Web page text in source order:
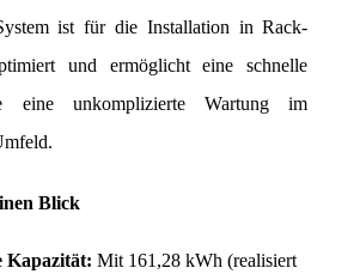
ist für die Installation in Rack-
und ermöglicht eine schnelle
eine unkomplizierte Wartung im
Blick
Kapazität: Mit 161,28 kWh (realisiert